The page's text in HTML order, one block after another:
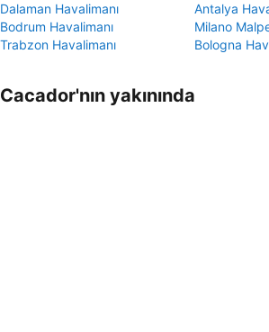
Dalaman Havalimanı
Antalya
Bodrum Havalimanı
Milano
Trabzon Havalimanı
Bologna
Cacador'nın yakınında